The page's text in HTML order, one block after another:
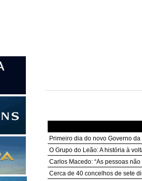
Primeiro dia do novo Governo
O Grupo do Leão: A história à
Carlos Macedo: “As pessoas
Cerca de 40 concelhos de sete